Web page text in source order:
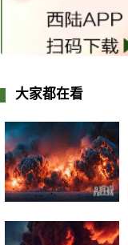
大家都在看